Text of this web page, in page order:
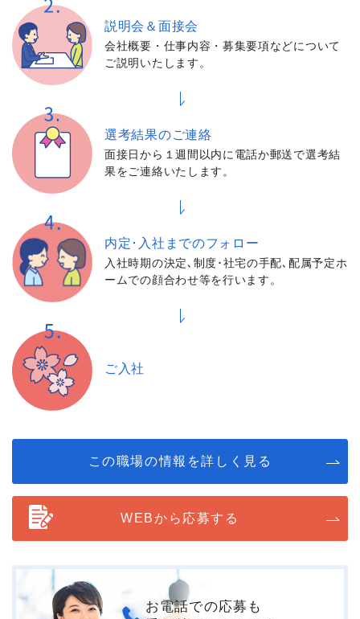
説明会＆面接会
会社概要・仕事内容・募集要項などについて
ご説明いたします。
選考結果のご連絡
面接日から１週間以内に電話か郵送で選考結
果をご連絡いたします。
内定･入社までのフォロー
入社時期の決定､制度･社宅の手配､配属予定ホ
ームでの顔合わせ等を行います。
ご入社
この職場の情報を詳しく見る
WEBから応募する
お電話での応募も